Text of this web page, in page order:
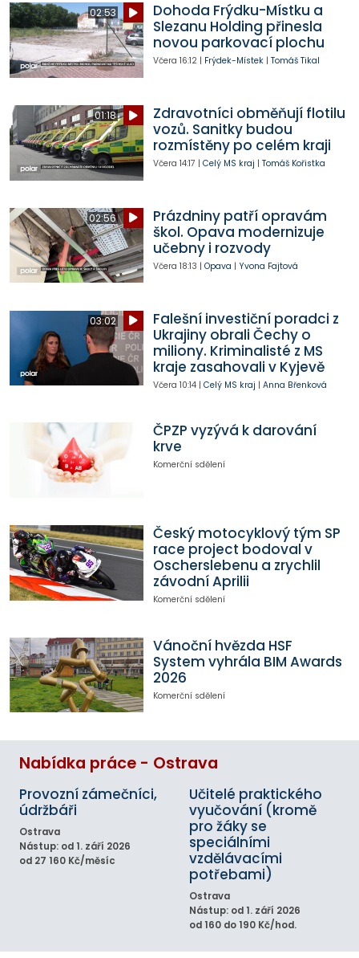
02:53
Dohoda Frýdku-Místku a
Slezanu Holding přinesla
novou parkovací plochu
Včera 16:12| Frýdek-Místek| Tomáš Tikal
01:18
Zdravotníci obměňují flotilu
vozů. Sanitky budou
rozmístěny po celém kraji
Včera 14:17 | Celý MS kraj | Tomáš Kořistka
02:56
Prázdniny patří opravám
škol. Opava modernizuje
učebny i rozvody
Včera 18:13 | Opava | Yvona Fajtová
03:02
Falešní investiční poradci z
Ukrajiny obrali Čechy o
miliony. Kriminalisté z MS
kraje zasahovali v Kyjevě
Včera 10:14| Celý MS kraj | Anna Břenková
ČPZP vyzývá k darování
krve
Komerční sdělení
Český motocyklový tým SP
race project bodoval v
Oscherslebenu a zrychlil
závodní Aprilii
Komerční sdělení
Vánoční hvězda HSF
System vyhrála BIM Awards
2026
Komerční sdělení
Nabídka práce - Ostrava
Provozní zámečníci,
údržbáři
Ostrava
Nástup: od 1. září 2026
od 27 160 Kč/měsíc
Učitelé praktického
vyučování (kromě
pro žáky se
speciálními
vzdělávacími
potřebami)
Ostrava
Nástup: od 1. září 2026
od 160 do 190 Kč/hod.